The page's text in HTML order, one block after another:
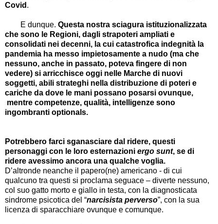
Covid .
E dunque. Questa nostra sciagura istituzionalizzata
che sono le Regioni, dagli strapoteri ampliati e
consolidati nei decenni, la cui catastrofica indegnità la
pandemia ha messo impietosamente a nudo (ma che
nessuno, anche in passato, poteva fingere di non
vedere) si arricchisce oggi nelle Marche di nuovi
soggetti, abili strateghi nella distribuzione di poteri e
cariche da dove le mani possano posarsi ovunque,
mentre competenze, qualità, intelligenze sono
ingombranti optionals.
Potrebbero farci sganasciare dal ridere, questi
personaggi con le loro esternazioni ergo sunt, se di
ridere avessimo ancora una qualche voglia.
D’altronde neanche il papero(ne) americano - di cui
qualcuno tra questi si proclama seguace – diverte nessuno,
col suo gatto morto e giallo in testa, con la diagnosticata
sindrome psicotica del “narcisista perverso”, con la sua
licenza di sparacchiare ovunque e comunque.